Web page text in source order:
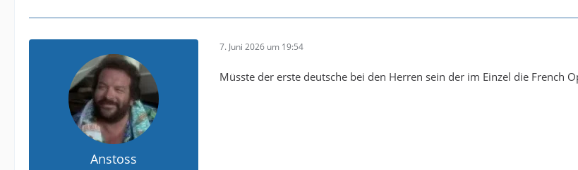
Anstoss
7. Juni 2026 um 19:54
Müsste der erste deutsche bei den Herren sein der im Einzel die French